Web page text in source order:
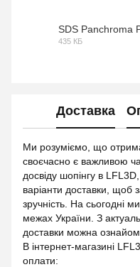
SDS Panchroma
435 КБ
Доставка
Ми розуміємо, що
своєчасно є важливою
досвіду шопінгу в
варіанти доставки, щоб
зручність. На сьогодні
межах України. З
доставки можна
В інтернет-магазині
оплати: